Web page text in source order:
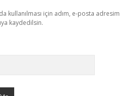
kullanılması için adım, e-posta adresim
kaydedilsin.